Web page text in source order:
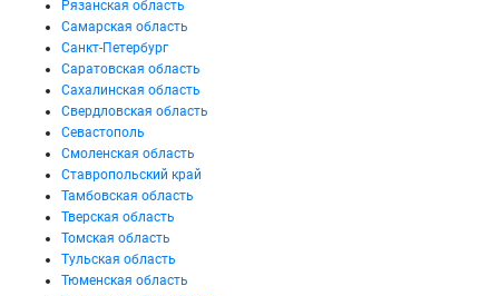
Рязанская область
Самарская область
Санкт-Петербург
Саратовская область
Сахалинская область
Свердловская область
Севастополь
Смоленская область
Ставропольский край
Тамбовская область
Тверская область
Томская область
Тульская область
Тюменская область